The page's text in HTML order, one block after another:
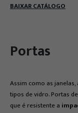
BAIXAR CATÁLOGO
Portas
Assim como as
tipos de vidro. Portas
que é resistente a